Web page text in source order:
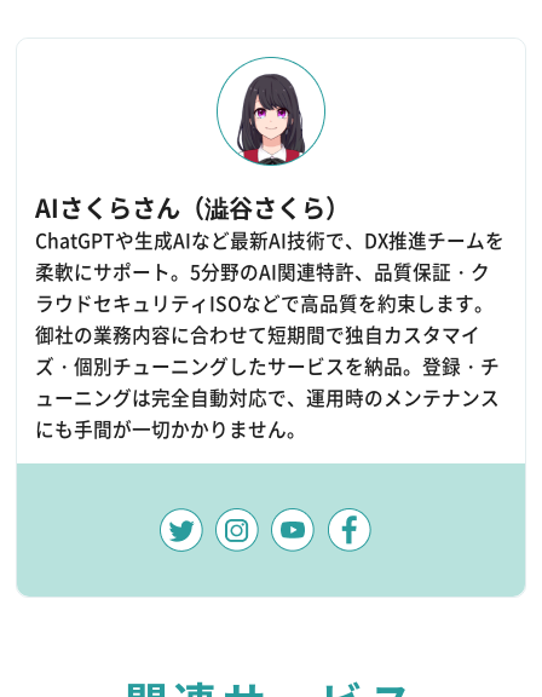
AIさくらさん（澁谷さくら）
ChatGPTや生成AIなど最新AI技術で、DX推進チームを
柔軟にサポート。5分野のAI関連特許、品質保証・ク
ラウドセキュリティISOなどで高品質を約束します。
御社の業務内容に合わせて短期間で独自カスタマイ
ズ・個別チューニングしたサービスを納品。登録・チ
ューニングは完全自動対応で、運用時のメンテナンス
にも手間が一切かかりません。